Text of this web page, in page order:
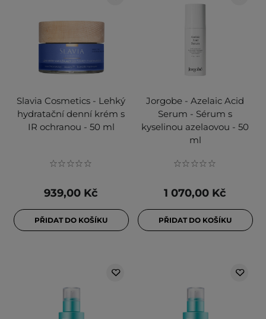
Slavia Cosmetics - Lehký
hydratační denní krém s
IR ochranou - 50 ml
939,00 Kč
PŘIDAT DO KOŠÍKU
Jorgobe - Azelaic Acid
Serum - Sérum s
kyselinou azelaovou - 50
ml
1 070,00 Kč
PŘIDAT DO KOŠÍKU